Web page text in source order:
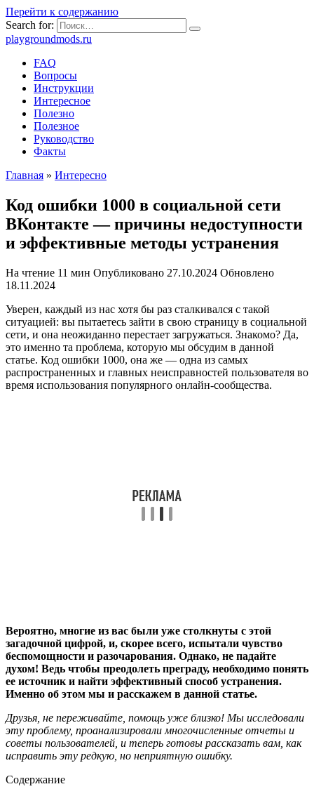
Перейти к содержанию
Search for:
playgroundmods.ru
FAQ
Вопросы
Инструкции
Интересное
Полезно
Полезное
Руководство
Факты
Главная » Интересно
Код ошибки 1000 в социальной сети
ВКонтакте — причины недоступности
и эффективные методы устранения
На чтение 11 мин Опубликовано 27.10.2024 Обновлено
18.11.2024
Уверен, каждый из нас хотя бы раз сталкивался с такой
ситуацией: вы пытаетесь зайти в свою страницу в социальной
сети, и она неожиданно перестает загружаться. Знакомо? Да,
это именно та проблема, которую мы обсудим в данной
статье. Код ошибки 1000, она же — одна из самых
распространенных и главных неисправностей пользователя во
время использования популярного онлайн-сообщества.
Вероятно, многие из вас были уже столкнуты с этой
загадочной цифрой, и, скорее всего, испытали чувство
беспомощности и разочарования. Однако, не падайте
духом! Ведь чтобы преодолеть преграду, необходимо понять
ее источник и найти эффективный способ устранения.
Именно об этом мы и расскажем в данной статье.
Друзья, не переживайте, помощь уже близко! Мы исследовали
эту проблему, проанализировали многочисленные отчеты и
советы пользователей, и теперь готовы рассказать вам, как
исправить эту редкую, но неприятную ошибку.
Содержание